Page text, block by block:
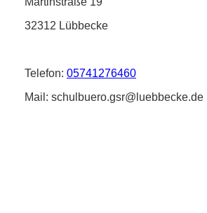
32312 Lübbecke
Telefon: 05741276460
Mail: schulbuero.gsr@luebbecke.de